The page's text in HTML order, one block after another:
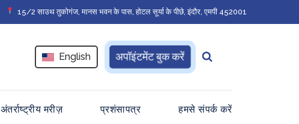
15/2 साउथ तुकोगंज, मानस भवन के पास, होटल सूर्या के पीछे, इंदौर, एमपी 452001
English अपॉइंटमेंट बुक करें
अंतर्राष्ट्रीय मरीज़ प्रशंसापत्र हमसे संपर्क करें